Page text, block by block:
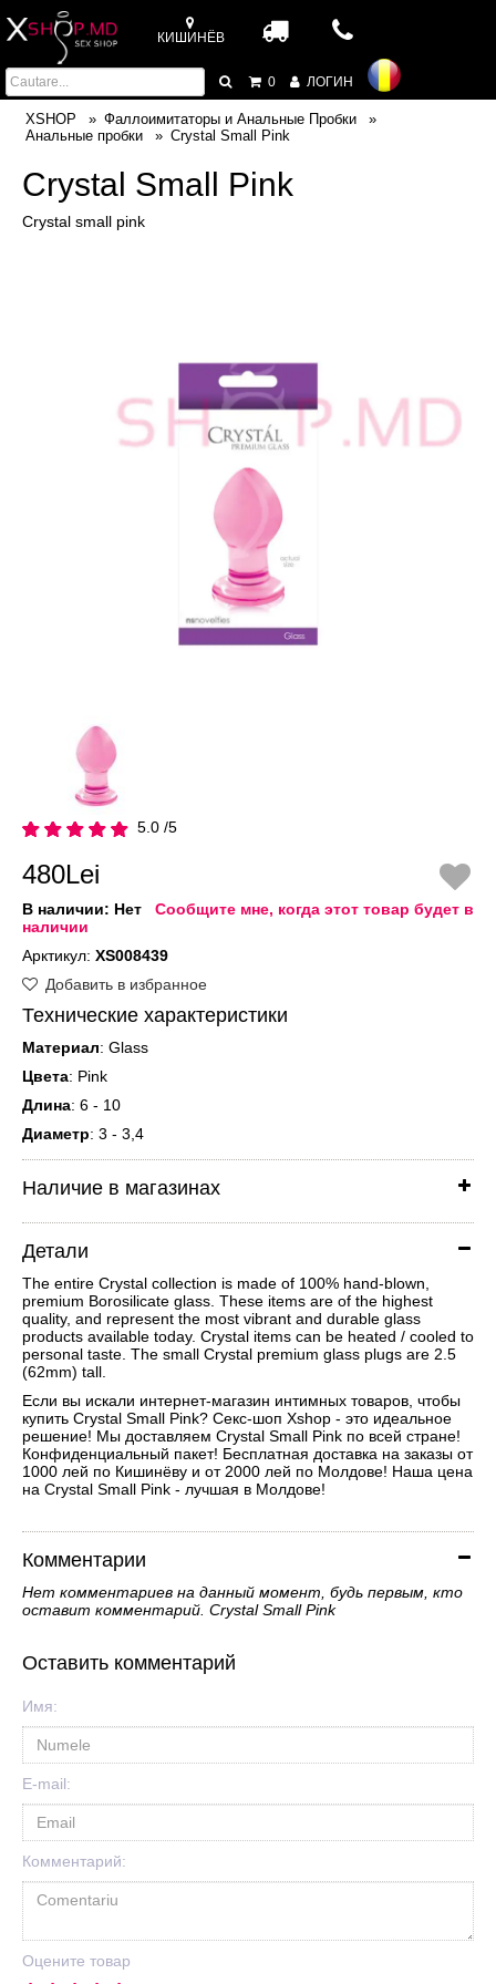
КИШИНЁВ
0 ЛОГИН
XSHOP
Фаллоимитаторы и Анальные Пробки
Анальные пробки
Crystal Small Pink
Crystal Small Pink
Crystal small pink
5.0 /5
480Lei
В наличии: Нет
Сообщите мне, когда этот товар будет в
наличии
Арктикул: XS008439
Добавить в избранное
Технические характеристики
Материал: Glass
Цвета: Pink
Длина: 6 - 10
Диаметр: 3 - 3,4
Наличие в магазинах
Детали
The entire Crystal collection is made of 100% hand-blown,
premium Borosilicate glass. These items are of the highest
quality, and represent the most vibrant and durable glass
products available today. Crystal items can be heated / cooled to
personal taste. The small Crystal premium glass plugs are 2.5
(62mm) tall.
Если вы искали интернет-магазин интимных товаров, чтобы
купить Crystal Small Pink? Секс-шоп Xshop - это идеальное
решение! Мы доставляем Crystal Small Pink по всей стране!
Конфиденциальный пакет! Бесплатная доставка на заказы от
1000 лей по Кишинёву и от 2000 лей по Молдове! Наша цена
на Crystal Small Pink - лучшая в Молдове!
Комментарии
Нет комментариев на данный момент, будь первым, кто
оставит комментарий. Crystal Small Pink
Оставить комментарий
Имя:
E-mail:
Комментарий:
Оцените товар